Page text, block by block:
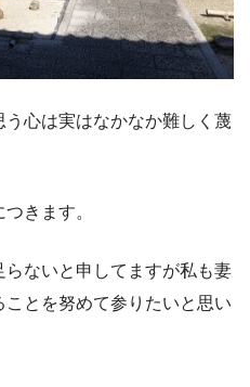
心は実はなかなか難しく蔑
きます。
ないと申してますが私も妻
とを努めて参りたいと思い